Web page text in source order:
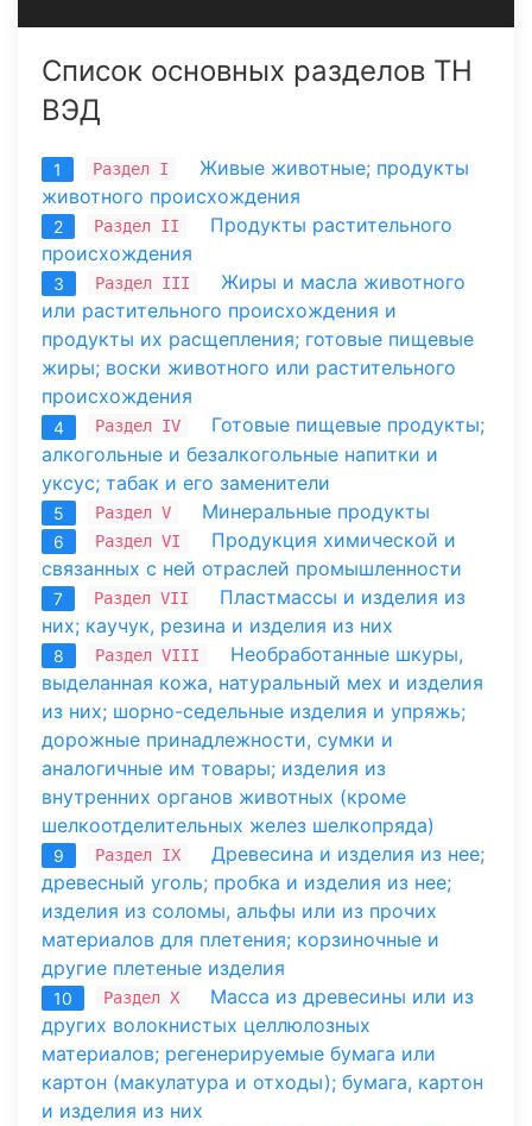
Список основных разделов ТН
ВЭД
1 Раздел I
Живые животные; продукты
животного происхождения
2 Раздел II
Продукты растительного
происхождения
3 Раздел III
Жиры и масла животного
или растительного происхождения и
продукты их расщепления; готовые пищевые
жиры; воски животного или растительного
происхождения
4 Раздел IV
Готовые пищевые продукты;
алкогольные и безалкогольные напитки и
уксус; табак и его заменители
5 Раздел V Минеральные продукты
6 Раздел VI
Продукция химической и
связанных с ней отраслей промышленности
7 Раздел VII
Пластмассы и изделия из
них; каучук, резина и изделия из них
8 Раздел VIII
Необработанные шкуры,
выделанная кожа, натуральный мех и изделия
из них; шорно-седельные изделия и упряжь;
дорожные принадлежности, сумки и
аналогичные им товары; изделия из
внутренних органов животных (кроме
шелкоотделительных желез шелкопряда)
9 Раздел IX
Древесина и изделия из нее;
древесный уголь; пробка и изделия из нее;
изделия из соломы, альфы или из прочих
материалов для плетения; корзиночные и
другие плетеные изделия
10 Раздел X
Масса из древесины или из
других волокнистых целлюлозных
материалов; регенерируемые бумага или
картон (макулатура и отходы); бумага, картон
и изделия из них